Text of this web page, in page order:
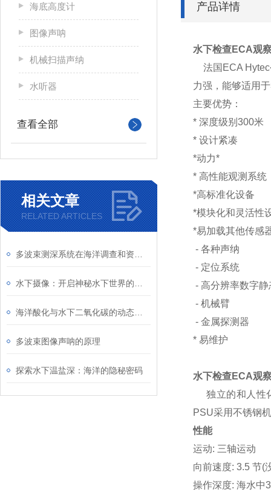
海底高度计
图像声呐
机械扫描声纳
水听器
查看全部
相关文章
RELATED ARTICLES
多波束图像声呐的原理
探索水下温盐深：海洋的隐秘密码
产品详情
水下检查ECA观
法国ECA Hytec
力强，能够适用
主要优势：
* 深度级别300米
* 设计紧凑
*动力*
* 高性能观测系统
*高标准化设备
*模块化和灵活性
*易加载其他传感
- 各种声纳
- 定位系统
- 高分辨率数字静
- 机械臂
- 金属探测器
* 易维护
水下检查ECA观
独立的和人性
PSU采用不锈钢
性能
运动: 三轴运动
向前速度: 3.5 节(
操作深度: 海水中